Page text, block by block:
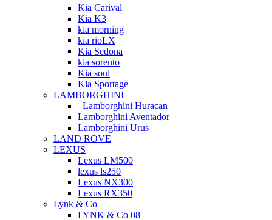
Kia Carival
Kia K3
kia morning
kia rioLX
Kia Sedona
kia sorento
Kia soul
Kia Sportage
LAMBORGHINI
Lamborghini Huracan
Lamborghini Aventador
Lamborghini Urus
LAND ROVE
LEXUS
Lexus LM500
lexus ls250
Lexus NX300
Lexus RX350
Lynk & Co
LYNK & Co 08